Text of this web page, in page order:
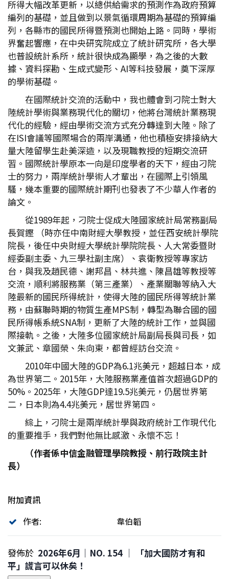
所得大幅改革更新，以總供給需求的預測作為政府預算
編列的基礎，並且做到以景氣循環周期為基礎的預算編
列，各縣市的國民所得暨預測也開始上路。同時，學術
界奮起響應，在中央研究院成立了統計研究所，各大學
也普設統計系所，統計很快成為顯學，為之後的大數
據、資料探勘、生成式變形、AI等科技發展，奠下深厚
的學術基礎。
在國際統計交流的活動中，我也體會到刁院士對大
陸統計學術與業務現代化的關切，他將台灣統計業務現
代化的經驗，經由學術交流方式充分轉達到大陸。除了
在ISI會議等國際場合的兩岸溝通，他也積極安排接納大
量大陸留學生赴美深造，以及現職教授的短期交流研
習。國際統計學原本一向是印度學者的天下，經由刁院
士的努力，兩岸統計學術人才輩出，在國際上引領風
騷，幾本重要的國際統計期刊也發表了不少華人作者的
論文。
從1989年起，刁院士促成大陸國家統計局常務副局
長賀鏗 （時亦任中南財經大學教授，並任西安統計學院
院長，後任中央財經大學統計學院院長、人大常委暨財
經委副主委、九三學社副主席）、袁衛教授等專家訪
台，與我及趙民德、謝邦昌、林共進、陳昌雄等教授等
交流，順利將服務業（第三產業）、產業關聯等納入大
陸最新的國民所得統計，使得大陸的國民所得等統計業
務，由蘇聯時期的物質生產MPS制，轉型為聯合國的國
民所得帳系統SNA制，更新了大陸的統計工作，並與國
際接軌。之後，大陸多位國家統計局副局長與司長，如
文兼武、章國榮、朱向東，都曾經訪台交流。
2010年中國大陸的GDP為6.1兆美元，超越日本，成
為世界第二。2015年，大陸服務業產值首次超過GDP的
50%。2025年，大陸GDP達19.5兆美元，仍居世界第
二，日本則為4.4兆美元，居世界第四。
綜上，刁院士是兩岸統計學與政府統計工作現代化
的重要推手，我們對他無比感激、永懷不忘！
（作者係中信金融管理學院教授、前行政院主計
長）
附加資訊
作者:
韋伯韜
發佈於 2026年6月｜NO. 154 │ 「加大國防才有和
平」謊言可以休矣！